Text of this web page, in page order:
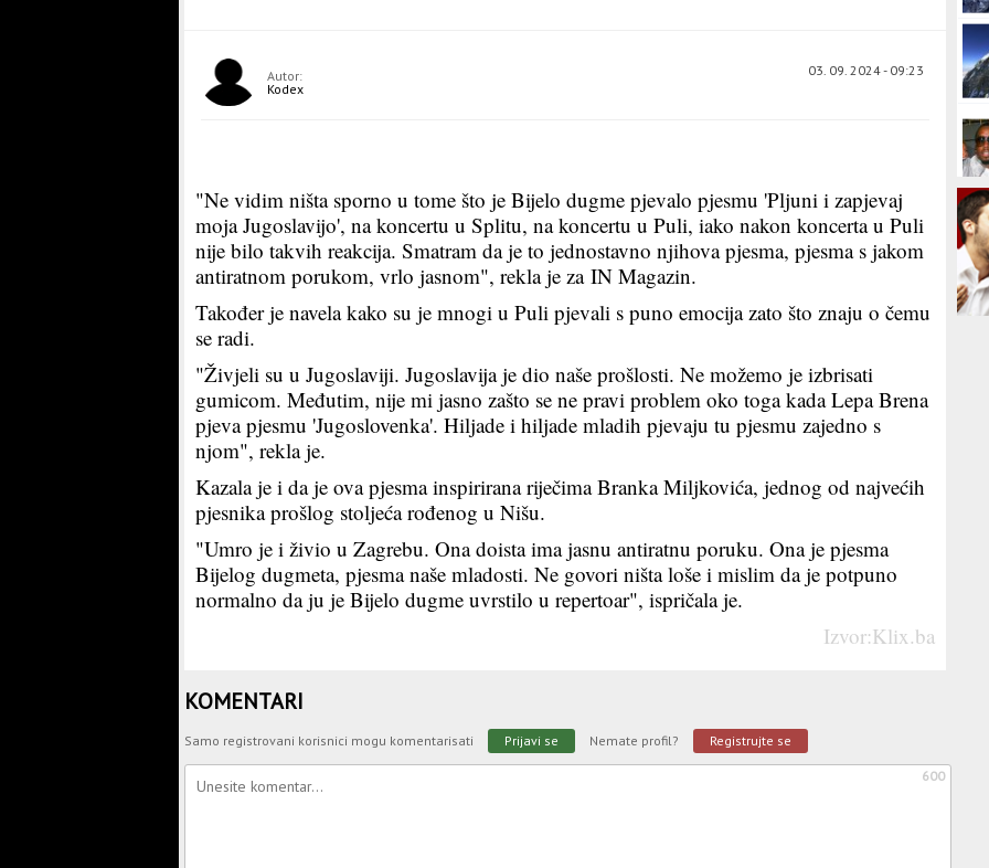
03. 09. 2024 - 09:23
Autor:
Kodex
"Ne vidim ništa sporno u tome što je Bijelo dugme pjevalo pjesmu 'Pljuni i zapjevaj
moja Jugoslavijo', na koncertu u Splitu, na koncertu u Puli, iako nakon koncerta u Puli
nije bilo takvih reakcija. Smatram da je to jednostavno njihova pjesma, pjesma s jakom
antiratnom porukom, vrlo jasnom", rekla je za IN Magazin.
Također je navela kako su je mnogi u Puli pjevali s puno emocija zato što znaju o čemu
se radi.
"Živjeli su u Jugoslaviji. Jugoslavija je dio naše prošlosti. Ne možemo je izbrisati
gumicom. Međutim, nije mi jasno zašto se ne pravi problem oko toga kada Lepa Brena
pjeva pjesmu 'Jugoslovenka'. Hiljade i hiljade mladih pjevaju tu pjesmu zajedno s
njom", rekla je.
Kazala je i da je ova pjesma inspirirana riječima Branka Miljkovića, jednog od najvećih
pjesnika prošlog stoljeća rođenog u Nišu.
"Umro je i živio u Zagrebu. Ona doista ima jasnu antiratnu poruku. Ona je pjesma
Bijelog dugmeta, pjesma naše mladosti. Ne govori ništa loše i mislim da je potpuno
normalno da ju je Bijelo dugme uvrstilo u repertoar", ispričala je.
Izvor:Klix.ba
KOMENTARI
Samo registrovani korisnici mogu komentarisati Prijavi se Nemate profil? Registrujte se
600